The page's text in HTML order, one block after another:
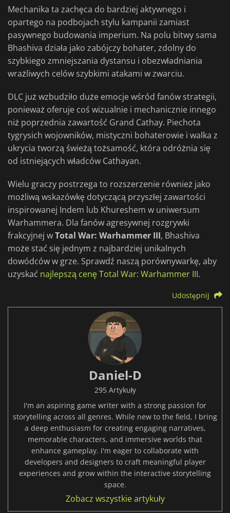
Mechanika ta zachęca do bardziej aktywnego i
opartego na podbojach stylu kampanii zamiast
pasywnego budowania imperium. Na polu bitwy sama
Bhashiva działa jako zabójczy bohater, zdolny do
szybkiego zmniejszania dystansu i obezwładniania
wrażliwych celów szybkimi atakami w zwarciu.
DLC już wzbudziło duże emocje wśród fanów strategii,
ponieważ oferuje coś wizualnie i mechanicznie innego
niż poprzednia zawartość Grand Cathay. Piechota
tygrysich wojowników, mistyczni bohaterowie i walka z
ukrycia tworzą świeżą tożsamość, która odróżnia się
od istniejących władców Cathayan.
Wielu graczy postrzega to rozszerzenie również jako
możliwą wskazówkę dotyczącą przyszłej zawartości
inspirowanej Indem lub Khureshem w uniwersum
Warhammera. Dla fanów agresywnej rozgrywki
frakcyjnej wTotal War: Warhammer III, Bhashiva
może stać się jednym z najbardziej unikalnych
dowódców w grze. Sprawdź naszą porównywarkę, aby
uzyskać najlepszą cenę Total War: Warhammer III.
Udostępnij
Daniel-D
295 Artykuły
I'm an aspiring game writer with a strong passion for
storytelling across all genres. While new to the field, I bring
a deep enthusiasm for creating engaging narratives,
memorable characters, and immersive worlds that
enhance gameplay. I'm eager to collaborate with
developers and designers to craft meaningful player
experiences and grow within the interactive storytelling
space.
Zobacz wszystkie artykuły